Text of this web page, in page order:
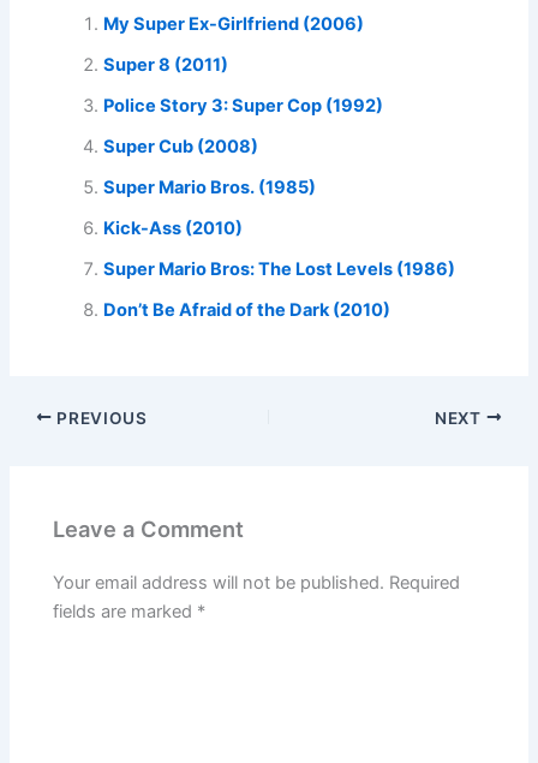
My Super Ex-Girlfriend (2006)
Super 8 (2011)
Police Story 3: Super Cop (1992)
Super Cub (2008)
Super Mario Bros. (1985)
Kick-Ass (2010)
Super Mario Bros: The Lost Levels (1986)
Don’t Be Afraid of the Dark (2010)
PREVIOUS NEXT
Leave a Comment
Your email address will not be published. Required
fields are marked *